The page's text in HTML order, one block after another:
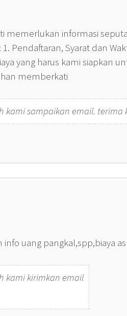
memerlukan informasi
1. Pendaftaran, Syarat dan
yang harus kami siapkan
memberkati
kami sampaikan email. terima
uang pangkal,spp,biaya
kami kirimkan email